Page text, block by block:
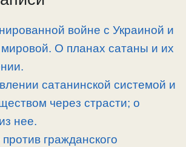
войне с Украиной и
мировой. О планах сатаны и их
сатанинской системой и
через страсти; о
нее.
гражданского